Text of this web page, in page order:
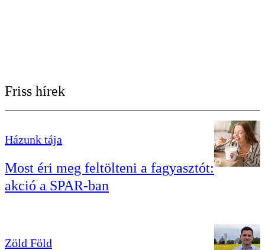
Friss hírek
Házunk tája
Most éri meg feltölteni a fagyasztót:
akció a SPAR-ban
Zöld Föld